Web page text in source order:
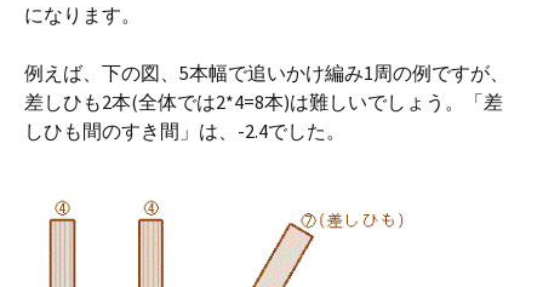
になります。
例えば、下の図、5本幅で追いかけ編み1周の例ですが、
差しひも2本(全体では2*4=8本)は難しいでしょう。「差
しひも間のすき間」は、-2.4でした。